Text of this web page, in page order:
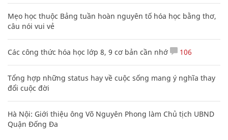
Mẹo học thuộc Bảng tuần hoàn nguyên tố hóa học bằng thơ,
câu nói vui vẻ
Các công thức hóa học lớp 8, 9 cơ bản cần nhớ 106
Tổng hợp những status hay về cuộc sống mang ý nghĩa thay
đổi cuộc đời
Hà Nội: Giới thiệu ông Võ Nguyên Phong làm Chủ tịch UBND
Quận Đống Đa